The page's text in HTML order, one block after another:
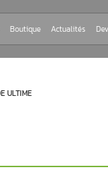
À propos de nous